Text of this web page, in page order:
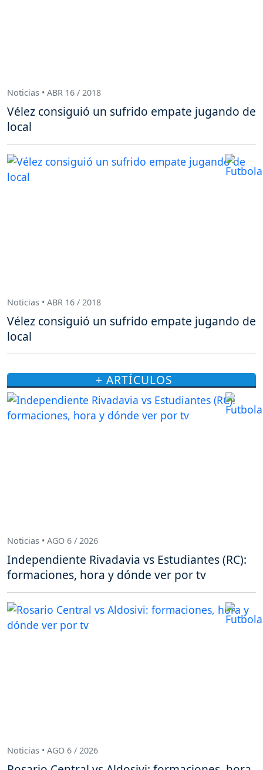
Noticias • ABR 16 / 2018
Vélez consiguió un sufrido empate jugando de
local
Noticias • ABR 16 / 2018
Vélez consiguió un sufrido empate jugando de
local
+ ARTÍCULOS
Noticias • AGO 6 / 2026
Independiente Rivadavia vs Estudiantes (RC):
formaciones, hora y dónde ver por tv
Noticias • AGO 6 / 2026